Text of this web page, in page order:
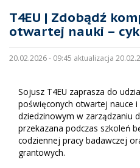
T4EU | Zdobądź
otwartej nauki –
20.02.2026 - 09:45 aktualizacja
Sojusz T4EU zaprasza do
poświęconych otwartej nauce
dziedzinowym w zarządzaniu
przekazana podczas szkoleń
codziennej pracy badawczej
grantowych.